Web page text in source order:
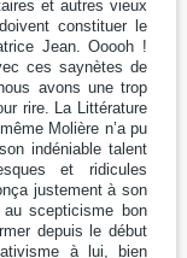
et autres vieux
constituer le
Jean. Ooooh !
ces saynètes de
avons une trop
rire. La Littérature
Molière n’a pu
indéniable talent
et ridicules
justement à son
scepticisme bon
depuis le début
à lui, bien